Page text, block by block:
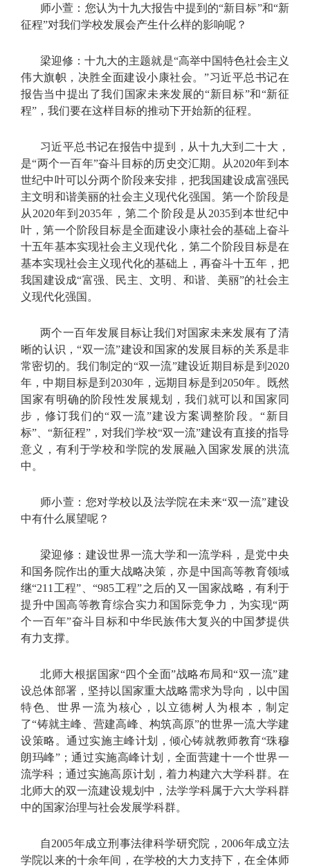
师小萱：您认为十九大报告中提到的“新目标”和“新
征程”对我们学校发展会产生什么样的影响呢？
梁迎修：十九大的主题就是“高举中国特色社会主义
伟大旗帜，决胜全面建设小康社会。”习近平总书记在
报告当中提出了我们国家未来发展的“新目标”和“新征
程”，我们要在这样目标的推动下开始新的征程。
习近平总书记在报告中提到，从十九大到二十大，
是“两个一百年”奋斗目标的历史交汇期。从2020年到本
世纪中叶可以分两个阶段来安排，把我国建设成富强民
主文明和谐美丽的社会主义现代化强国。第一个阶段是
从2020年到2035年，第二个阶段是从2035到本世纪中
叶，第一个阶段目标是全面建设小康社会的基础上奋斗
十五年基本实现社会主义现代化，第二个阶段目标是在
基本实现社会主义现代化的基础上，再奋斗十五年，把
我国建设成“富强、民主、文明、和谐、美丽”的社会主
义现代化强国。
两个一百年发展目标让我们对国家未来发展有了清
晰的认识，“双一流”建设和国家的发展目标的关系是非
常密切的。我们制定的“双一流”建设近期目标是到2020
年，中期目标是到2030年，远期目标是到2050年。既然
国家有明确的阶段性发展规划，我们就可以和国家同
步，修订我们的“双一流”建设方案调整阶段。“新目
标”、“新征程”，对我们学校“双一流”建设有直接的指导
意义，有利于学校和学院的发展融入国家发展的洪流
中。
师小萱：您对学校以及法学院在未来“双一流”建设
中有什么展望呢？
梁迎修：建设世界一流大学和一流学科，是党中央
和国务院作出的重大战略决策，亦是中国高等教育领域
继“211工程”、“985工程”之后的又一国家战略，有利于
提升中国高等教育综合实力和国际竞争力，为实现“两
个一百年”奋斗目标和中华民族伟大复兴的中国梦提供
有力支撑。
北师大根据国家“四个全面”战略布局和“双一流”建
设总体部署，坚持以国家重大战略需求为导向，以中国
特色、世界一流为核心，以立德树人为根本，制定
了“铸就主峰、营建高峰、构筑高原”的世界一流大学建
设策略。通过实施主峰计划，倾心铸就教师教育“珠穆
朗玛峰”；通过实施高峰计划，全面营建十一个世界一
流学科；通过实施高原计划，着力构建六大学科群。在
北师大的双一流建设规划中，法学学科属于六大学科群
中的国家治理与社会发展学科群。
自2005年成立刑事法律科学研究院，2006年成立法
学院以来的十余年间，在学校的大力支持下，在全体师